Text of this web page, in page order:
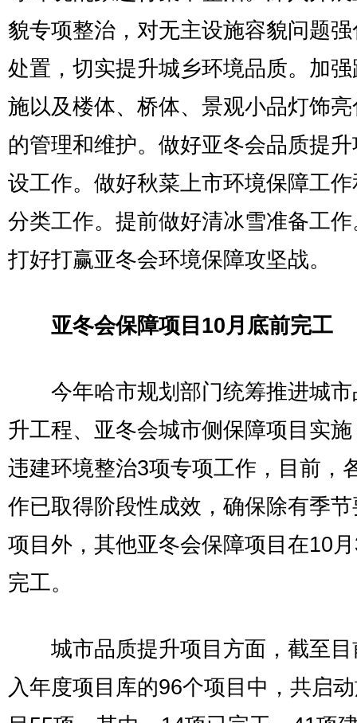
貌专项整治，对无主设施容貌问题
处置，切实提升城乡环境品质。加
施以及楼体、桥体、景观小品灯饰
的管理和维护。做好亚冬会品质提
设工作。做好秋菜上市环境保障工
分类工作。提前做好清冰雪准备工
打好打赢亚冬会环境保障攻坚战。
亚冬会保障项目10月底前完工
今年哈市规划部门统筹推进城市
升工程、亚冬会城市侧保障项目实
违建环境整治3项专项工作，目前，
作已取得阶段性成效，确保除有季
项目外，其他亚冬会保障项目在10
完工。
城市品质提升项目方面，截至目
入年度项目库的96个项目中，共启